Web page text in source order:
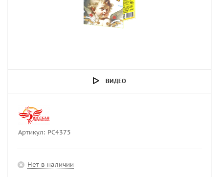
ВИДЕО
Артикул: РС4375
Нет в наличии